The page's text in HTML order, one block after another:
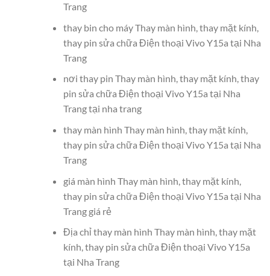
Trang
thay bin cho máy Thay màn hình, thay mặt kính,
thay pin sửa chữa Điện thoại Vivo Y15a tại Nha
Trang
nơi thay pin Thay màn hình, thay mặt kính, thay
pin sửa chữa Điện thoại Vivo Y15a tại Nha
Trang tại nha trang
thay màn hình Thay màn hình, thay mặt kính,
thay pin sửa chữa Điện thoại Vivo Y15a tại Nha
Trang
giá màn hình Thay màn hình, thay mặt kính,
thay pin sửa chữa Điện thoại Vivo Y15a tại Nha
Trang giá rẻ
Địa chỉ thay màn hình Thay màn hình, thay mặt
kính, thay pin sửa chữa Điện thoại Vivo Y15a
tại Nha Trang